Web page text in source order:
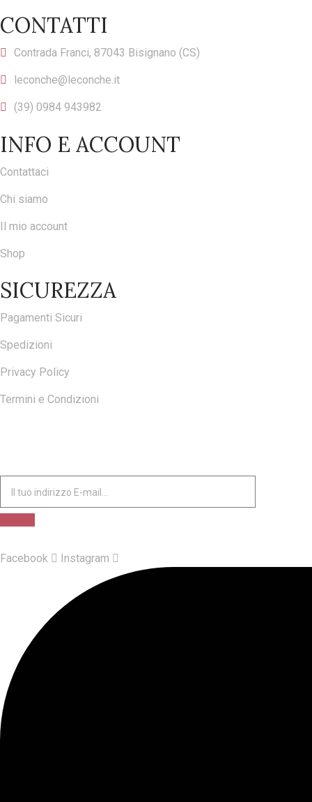
CONTATTI
Contrada Franci, 87043 Bisignano (CS)
leconche@leconche.it
(39) 0984 943982
INFO E ACCOUNT
Contattaci
Chi siamo
Il mio account
Shop
SICUREZZA
Pagamenti Sicuri
Spedizioni
Privacy Policy
Termini e Condizioni
Facebook Instagram